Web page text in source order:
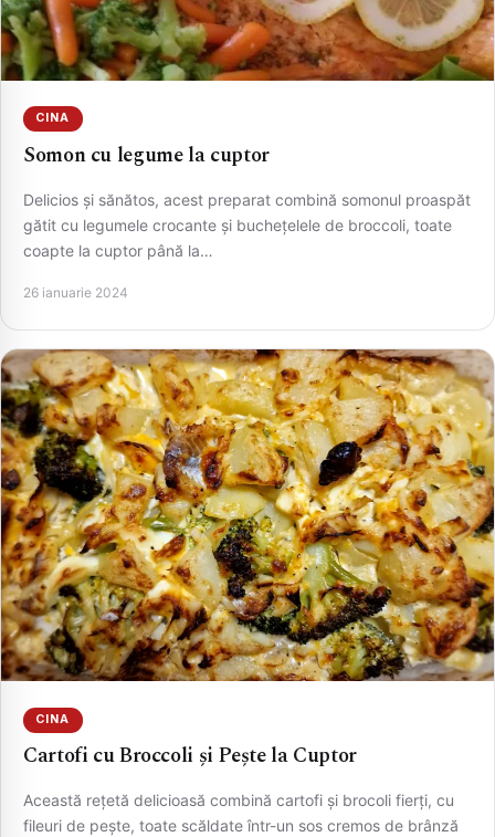
CINA
Somon cu legume la cuptor
Delicios și sănătos, acest preparat combină somonul proaspăt
gătit cu legumele crocante și buchețelele de broccoli, toate
coapte la cuptor până la…
26 ianuarie 2024
CINA
Cartofi cu Broccoli și Pește la Cuptor
Această rețetă delicioasă combină cartofi și brocoli fierți, cu
fileuri de pește, toate scăldate într-un sos cremos de brânză